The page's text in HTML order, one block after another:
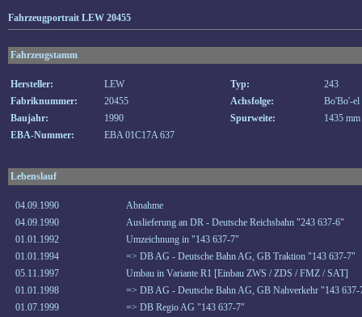
Fahrzeugportrait LEW 20455
Fahrzeugstamm
Hersteller: LEW Typ:
243
Fabriknummer:
20455 Achsfolge:
Bo'Bo'-el
Baujahr:
1990 Spurweite:
1435 mm
EBA-Nummer:
EBA 01C17A 637
Lebenslauf
04.09.1990
Abnahme
04.09.1990
Auslieferung an DR - Deutsche Reichsbahn "243 637-6"
01.01.1992
Umzeichnung in "143 637-7"
01.01.1994
=> DB AG - Deutsche Bahn AG, GB Traktion "143 637-7"
05.11.1997
Umbau in Variante R1 [Einbau ZWS / ZDS / FMZ / SAT]
01.01.1998
=> DB AG - Deutsche Bahn AG, GB Nahverkehr "143 637-
01.07.1999
=> DB Regio AG "143 637-7"